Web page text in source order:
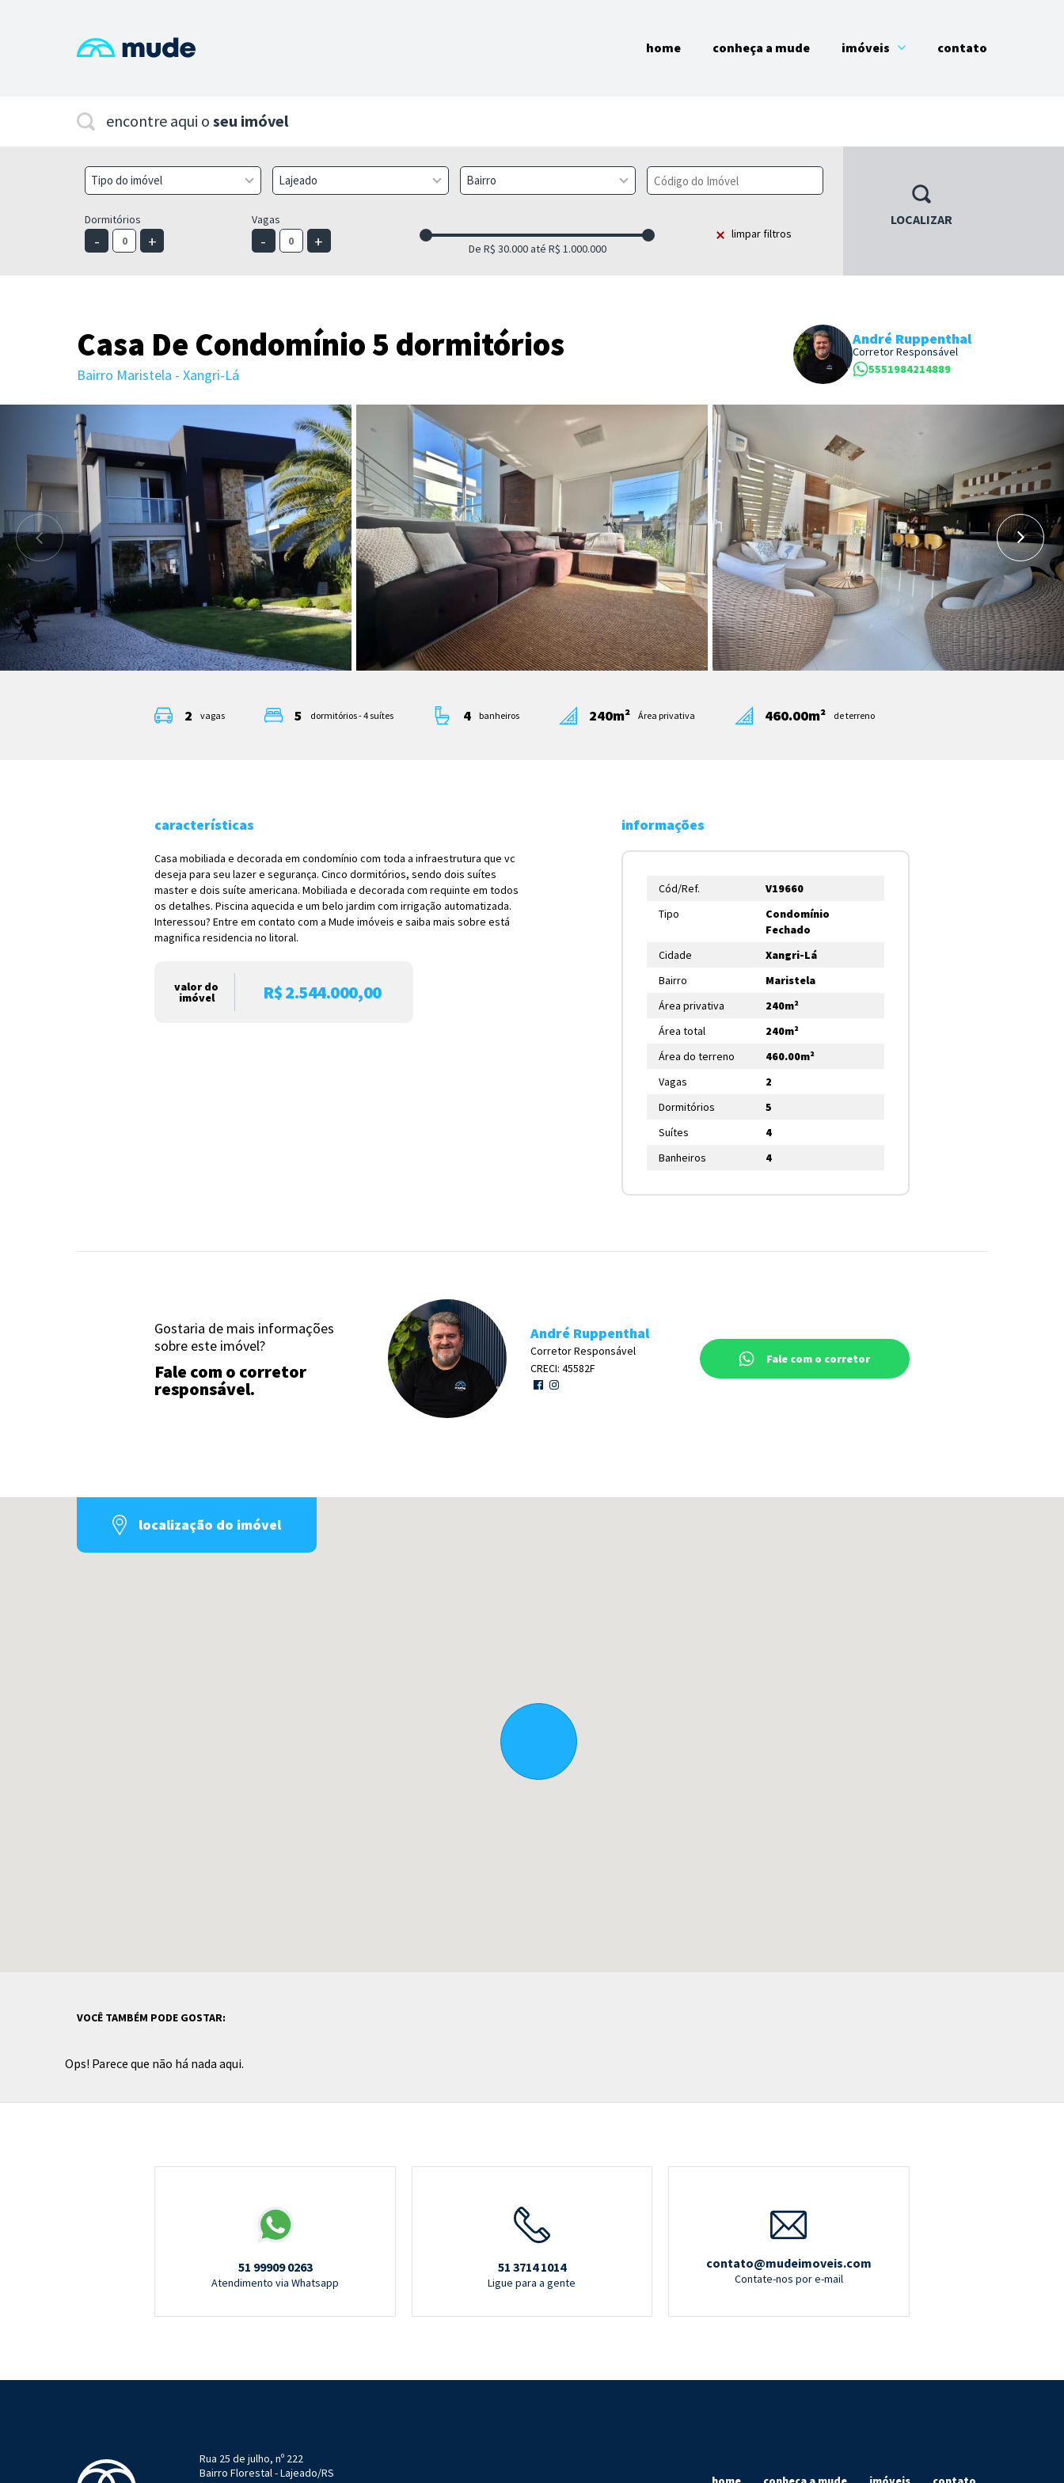
home conheça a mude imóveis contato
encontre aqui o seu imóvel
Tipo do imóvel Lajeado Bairro
Dormitórios
- +
Vagas
- + limpar filtros
LOCALIZAR
Casa De Condomínio 5 dormitórios
Bairro Maristela - Xangri-Lá
André Ruppenthal
Corretor Responsável
5551984214889
2 vagas 5 dormitórios - 4 suítes 4 banheiros 240m² Área privativa 460.00m² de terreno
características
Casa mobiliada e decorada em condomínio com toda a infraestrutura que vc
deseja para seu lazer e segurança. Cinco dormitórios, sendo dois suítes
master e dois suíte americana. Mobiliada e decorada com requinte em todos
os detalhes. Piscina aquecida e um belo jardim com irrigação automatizada.
Interessou? Entre em contato com a Mude imóveis e saiba mais sobre está
magnifica residencia no litoral.
valor do
imóvel R$ 2.544.000,00
informações
Cód/Ref.
V19660
Tipo
Condomínio
Fechado
Cidade
Xangri-Lá
Bairro
Maristela
Área privativa
240m²
Área total
240m²
Área do terreno
460.00m²
Vagas
2
Dormitórios
5
Suítes
4
Banheiros
4
Gostaria de mais informações
sobre este imóvel?
Fale com o corretor
responsável.
André Ruppenthal
Corretor Responsável
CRECI: 45582F
Fale com o corretor
localização do imóvel
VOCÊ TAMBÉM PODE GOSTAR:
Ops! Parece que não há nada aqui.
51 99909 0263
Atendimento via Whatsapp
51 3714 1014
Ligue para a gente
contato@mudeimoveis.com
Contate-nos por e-mail
Rua 25 de julho, nº 222
Bairro Florestal - Lajeado/RS